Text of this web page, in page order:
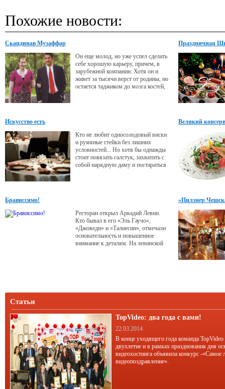
Похожие новости:
Скандинав Музаффар
Он еще молод, но уже успел сделать
себе хорошую карьеру, причем, в
зарубежной компании. Хотя он и
живет за тысячи верст от родины, но
остается таджиком до мозга костей,
Праздничная
Искусство есть
Кто не любит односолодовый виски
и румяные стейки без лишних
условностей... Но хотя бы однажды
стоит повязать галстук, захватить с
собой нарядную даму и постараться
Великий
Брависсимо!
Ресторан открыл Аркадий Левин.
Кто бывал в его «Эль Гаучо»,
«Джоведи» и «Талиесин», отмечали
основательность и повышенное
внимание к деталям. На левинской
«Пилзнер
Статьи
TopVideo: два года с вами!
22.03.2014
В конце уходящего года команда TopVideo
двухлетие и в рамках празднования дня
видеохостинга объявила конкурс -«Самое
видеопоздравление».